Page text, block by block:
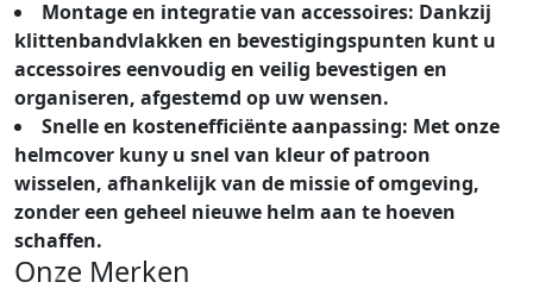
Montage en integratie van accessoires: Dankzij
klittenbandvlakken en bevestigingspunten kunt u
accessoires eenvoudig en veilig bevestigen en
organiseren, afgestemd op uw wensen.
Snelle en kostenefficiënte aanpassing: Met onze
helmcover kuny u snel van kleur of patroon
wisselen, afhankelijk van de missie of omgeving,
zonder een geheel nieuwe helm aan te hoeven
schaffen.
Onze Merken